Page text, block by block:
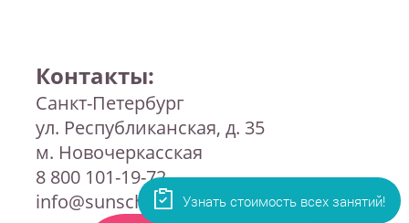
Контакты:
Санкт-Петербург
ул. Республиканская, д. 35
м. Новочеркасская
8 800 101-19-72
info@sunschool.ru